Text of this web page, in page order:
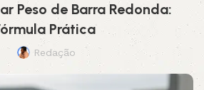
Peso de Barra Redonda:
Prática
Redação